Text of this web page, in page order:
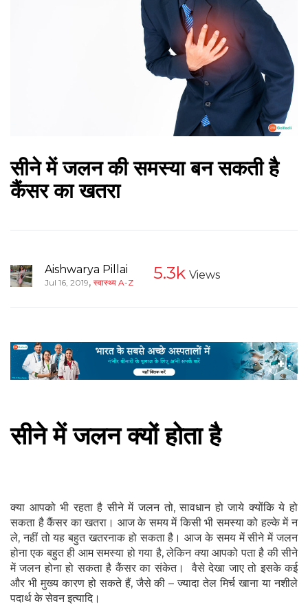
सीने में जलन की समस्या बन सकती है
कैंसर का खतरा
Aishwarya Pillai
Jul 16, 2019, स्वास्थ्य A-Z 5.3k Views
सीने में जलन क्यों होता है
क्या आपको भी रहता है सीने में जलन तो, सावधान हो जाये क्योंकि ये हो
सकता है कैंसर का खतरा। आज के समय में किसी भी समस्या को हल्के में न
ले, नहीं तो यह बहुत खतरनाक हो सकता है। आज के समय में सीने में जलन
होना एक बहुत ही आम समस्या हो गया है, लेकिन क्या आपको पता है की सीने
में जलन होना हो सकता है कैंसर का संकेत। वैसे देखा जाए तो इसके कई
और भी मुख्य कारण हो सकते हैं, जैसे की – ज्यादा तेल मिर्च खाना या नशीले
पदार्थ के सेवन इत्यादि।